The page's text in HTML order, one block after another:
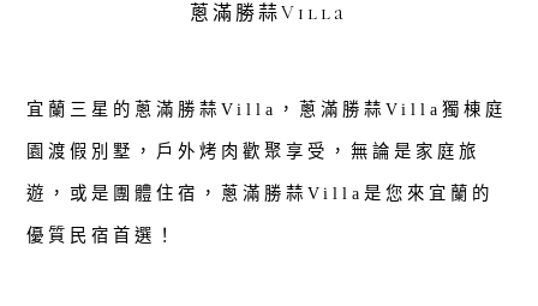
蔥滿勝蒜Villa
宜蘭三星的蔥滿勝蒜Villa，蔥滿勝蒜Villa獨棟庭
園渡假別墅，戶外烤肉歡聚享受，無論是家庭旅
遊，或是團體住宿，蔥滿勝蒜Villa是您來宜蘭的
優質民宿首選！